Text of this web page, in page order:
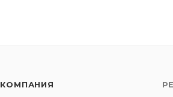
КОМПАНИЯ